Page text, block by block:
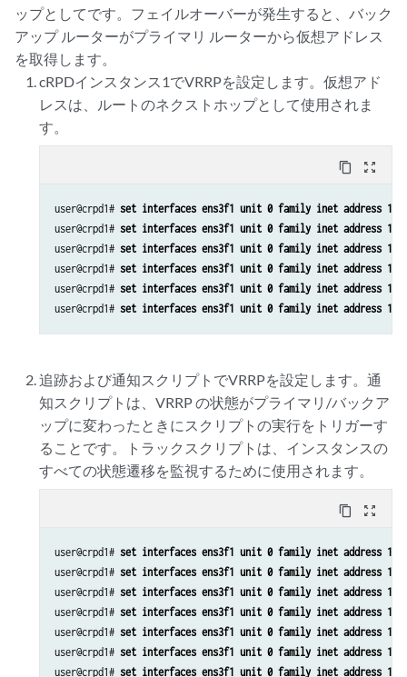
ップとしてです。フェイルオーバーが発生すると、バック
アップ ルーターがプライマリ ルーターから仮想アドレス
を取得します。
cRPDインスタンス1でVRRPを設定します。仮想アド
レスは、ルートのネクストホップとして使用されま
す。
content_copy zoom_out_map
user@crpd1# set interfaces ens3f1 unit 0 family inet address
user@crpd1# set interfaces ens3f1 unit 0 family inet address
user@crpd1# set interfaces ens3f1 unit 0 family inet address
user@crpd1# set interfaces ens3f1 unit 0 family inet address
user@crpd1# set interfaces ens3f1 unit 0 family inet address
user@crpd1# set interfaces ens3f1 unit 0 family inet address
追跡および通知スクリプトでVRRPを設定します。通
知スクリプトは、VRRP の状態がプライマリ/バックア
ップに変わったときにスクリプトの実行をトリガーす
ることです。トラックスクリプトは、インスタンスの
すべての状態遷移を監視するために使用されます。
content_copy zoom_out_map
user@crpd1# set interfaces ens3f1 unit 0 family inet address
user@crpd1# set interfaces ens3f1 unit 0 family inet address
user@crpd1# set interfaces ens3f1 unit 0 family inet address
user@crpd1# set interfaces ens3f1 unit 0 family inet address
user@crpd1# set interfaces ens3f1 unit 0 family inet address
user@crpd1# set interfaces ens3f1 unit 0 family inet address
user@crpd1# set interfaces ens3f1 unit 0 family inet address